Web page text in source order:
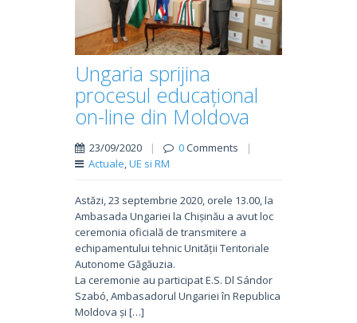
Ungaria sprijina
procesul educațional
on-line din Moldova
23/09/2020 | 0Comments
|
Actuale,UE si RM
Astăzi, 23 septembrie 2020, orele 13.00, la
Ambasada Ungariei la Chișinău a avut loc
ceremonia oficială de transmitere a
echipamentului tehnic Unității Teritoriale
Autonome Găgăuzia.
La ceremonie au participat E.S. Dl Sándor
Szabó, Ambasadorul Ungariei în Republica
Moldova și […]